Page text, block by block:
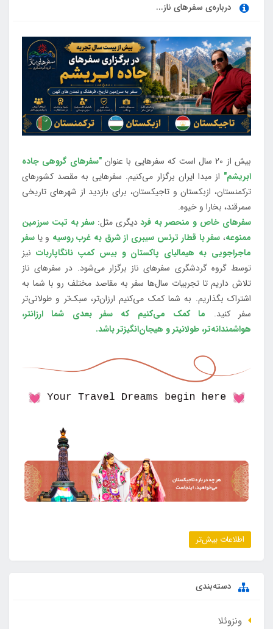
درباره‌ی سفرهای ناز...
بیش از 20 سال است که سفرهایی با عنوان
"سفرهای گروهی جاده
ابریشم" از مبدا ایران برگزار می‌کنیم. سفرهایی به مقصد کشورهای
ترکمنستان، ازبکستان و تاجیکستان، برای بازدید از شهرهای تاریخی
سمرقند، بخارا و خیوه.
سفرهای خاص و منحصر به فرددیگری مثل:سفر به تبت سرزمین
ممنوعه، سفر با قطار ترنس سیبری از شرق به غرب روسیه و یا سفر
ماجراجویی به هیمالیای پاکستان و بیس کمپ نانگاپاربات نیز
توسط گروه گردشگری سفرهای ناز برگزار می‌شود. در سفرهای ناز
تلاش داریم تا تجربیات سال‌ها سفر به مقاصد مختلف رو با شما به
اشتراک بگذاریم. به شما کمک می‌کنیم ارزان‌تر، سبک‌تر و طولانی‌تر
سفر کنید. ما کمک می‌کنیم که سفر بعدی شما ارزانتر،
هواشمندانه‌تر، طولانی‎تر و هیجان‌انگیزتر باشد.
اطلاعات بیش‌تر
دسته‌بندی
ونزوئلا